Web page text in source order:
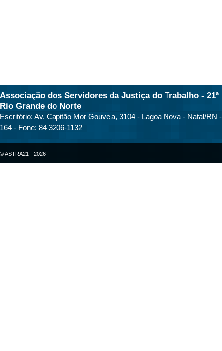
Associação dos Servidores da Justiça do Trabalho - 21ª
Rio Grande do Norte
Escritório: Av. Capitão Mor Gouveia, 3104 - Lagoa Nova - Natal/RN
164 - Fone: 84 3206-1132
© ASTRA21 - 2026